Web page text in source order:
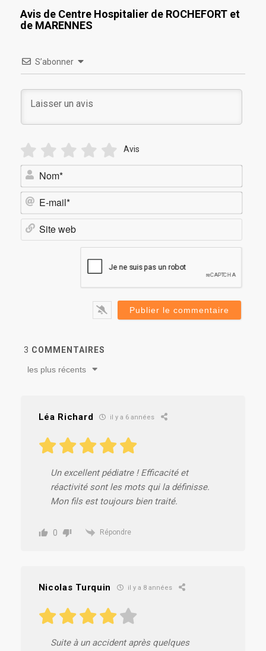
Avis de Centre Hospitalier de ROCHEFORT et
de MARENNES
S’abonner
Avis
Nom*
E-
3 COMMENTAIRES
les plus récents
Léa Richard il y a 6 années
Un excellent pédiatre ! Efficacité et
réactivité sont les mots qui la définisse.
Mon fils est toujours bien traité.
0 Répondre
Nicolas Turquin il y a 8 années
Suite à un accident après quelques